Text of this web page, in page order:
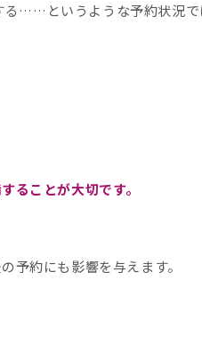
る……というような予約状況で
ることが大切です。
予約にも影響を与えます。